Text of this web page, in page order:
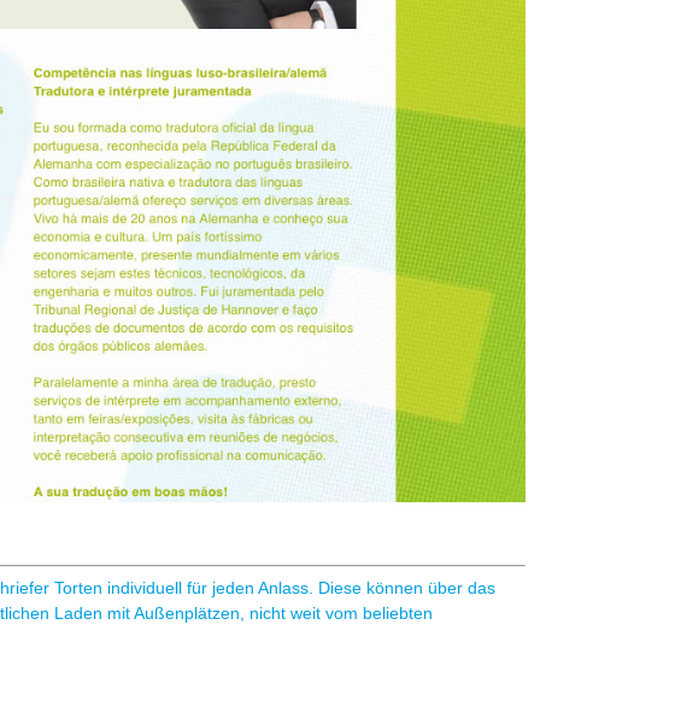
Torten individuell für jeden Anlass. Diese können über das
Laden mit Außenplätzen, nicht weit vom beliebten